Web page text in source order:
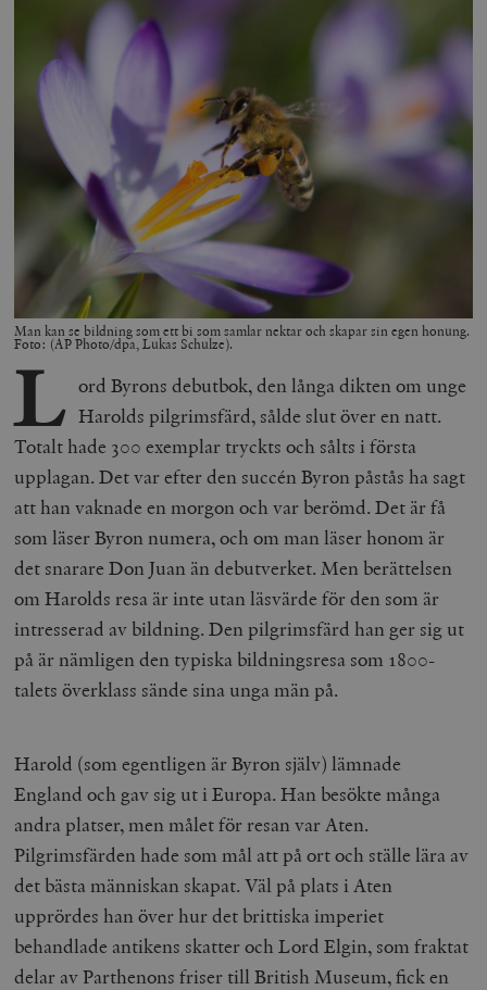
Man kan se bildning som ett bi som samlar nektar och skapar sin egen honung.
Foto: (AP Photo/dpa, Lukas Schulze).
L ord Byrons debutbok, den långa dikten om unge
Harolds pilgrimsfärd, sålde slut över en natt.
Totalt hade 300 exemplar tryckts och sålts i första
upplagan. Det var efter den succén Byron påstås ha sagt
att han vaknade en morgon och var berömd. Det är få
som läser Byron numera, och om man läser honom är
det snarare Don Juan än debutverket. Men berättelsen
om Harolds resa är inte utan läsvärde för den som är
intresserad av bildning. Den pilgrimsfärd han ger sig ut
på är nämligen den typiska bildningsresa som 1800-
talets överklass sände sina unga män på.
Harold (som egentligen är Byron själv) lämnade
England och gav sig ut i Europa. Han besökte många
andra platser, men målet för resan var Aten.
Pilgrimsfärden hade som mål att på ort och ställe lära av
det bästa människan skapat. Väl på plats i Aten
upprördes han över hur det brittiska imperiet
behandlade antikens skatter och Lord Elgin, som fraktat
delar av Parthenons friser till British Museum, fick en